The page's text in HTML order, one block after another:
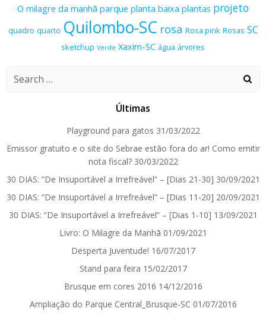
O milagre da manhã parque planta baixa plantas projeto
quadro quarto Quilombo-SC rosa Rosa pink Rosas SC
sketchup Verde Xaxim-SC água árvores
Search
Últimas
Playground para gatos 31/03/2022
Emissor gratuito e o site do Sebrae estão fora do ar! Como emitir
nota fiscal? 30/03/2022
30 DIAS: ”De Insuportável a Irrefreável” – [Dias 21-30] 30/09/2021
30 DIAS: ”De Insuportável a Irrefreável” – [Dias 11-20] 20/09/2021
30 DIAS: ”De Insuportável a Irrefreável” – [Dias 1-10] 13/09/2021
Livro: O Milagre da Manhã 01/09/2021
Desperta Juventude! 16/07/2017
Stand para feira 15/02/2017
Brusque em cores 2016 14/12/2016
Ampliação do Parque Central_Brusque-SC 01/07/2016